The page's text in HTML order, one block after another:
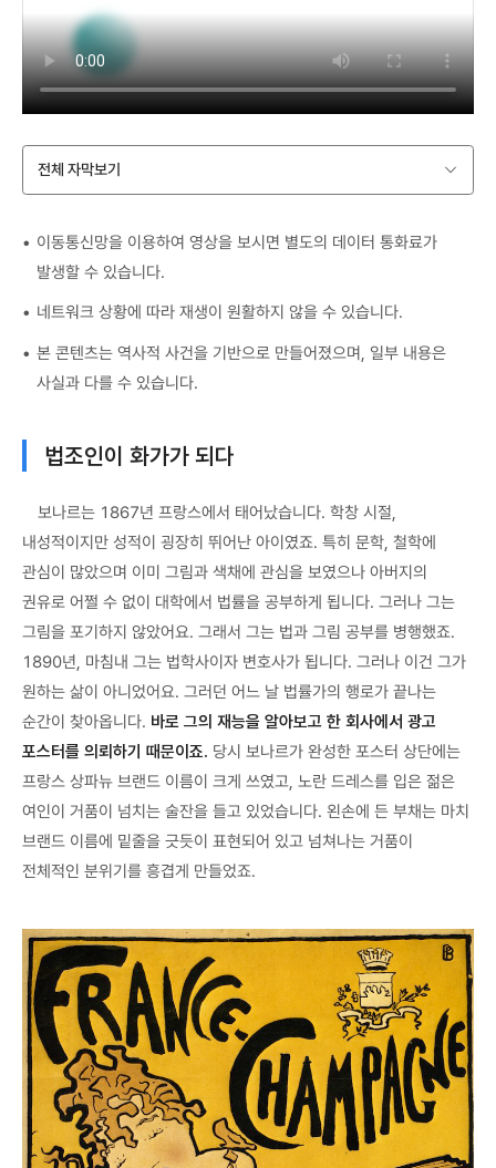
전체 자막보기
이동통신망을 이용하여 영상을 보시면 별도의 데이터 통화료가
발생할 수 있습니다.
네트워크 상황에 따라 재생이 원활하지 않을 수 있습니다.
본 콘텐츠는 역사적 사건을 기반으로 만들어졌으며, 일부 내용은
사실과 다를 수 있습니다.
법조인이 화가가 되다
보나르는 1867년 프랑스에서 태어났습니다. 학창 시절,
내성적이지만 성적이 굉장히 뛰어난 아이였죠. 특히 문학, 철학에
관심이 많았으며 이미 그림과 색채에 관심을 보였으나 아버지의
권유로 어쩔 수 없이 대학에서 법률을 공부하게 됩니다. 그러나 그는
그림을 포기하지 않았어요. 그래서 그는 법과 그림 공부를 병행했죠.
1890년, 마침내 그는 법학사이자 변호사가 됩니다. 그러나 이건 그가
원하는 삶이 아니었어요. 그러던 어느 날 법률가의 행로가 끝나는
순간이 찾아옵니다. 바로 그의 재능을 알아보고 한 회사에서 광고
포스터를 의뢰하기 때문이죠. 당시 보나르가 완성한 포스터 상단에는
프랑스 상파뉴 브랜드 이름이 크게 쓰였고, 노란 드레스를 입은 젊은
여인이 거품이 넘치는 술잔을 들고 있었습니다. 왼손에 든 부채는 마치
브랜드 이름에 밑줄을 긋듯이 표현되어 있고 넘쳐나는 거품이
전체적인 분위기를 흥겹게 만들었죠.